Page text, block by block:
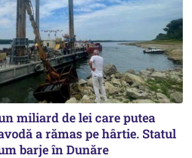
miliard de lei care putea
a rămas pe hârtie. Statul
barje în Dunăre